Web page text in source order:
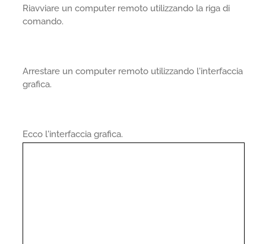
Riavviare un computer remoto utilizzando la riga di
comando.
Arrestare un computer remoto utilizzando l'interfaccia
grafica.
Ecco l'interfaccia grafica.